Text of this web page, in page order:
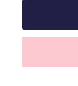
Twój email